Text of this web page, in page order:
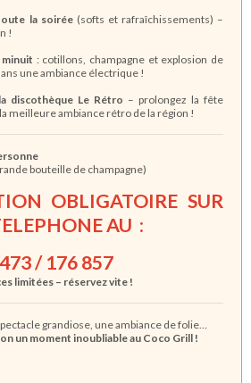
la soirée(softs et rafraîchissements) –
!
: cotillons, champagne et explosion de
une ambiance électrique !
discothèque Le Rétro – prolongez la fête
meilleure ambiance rétro de la région !
bouteille de champagne)
OBLIGATOIRE SUR
AU :
/ 176 857
limitées – réservez vite !
grandiose, une ambiance de folie…
un moment inoubliable au Coco Grill !